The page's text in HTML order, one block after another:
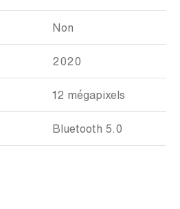
Non
2020
12 mégapixels
Bluetooth 5.0